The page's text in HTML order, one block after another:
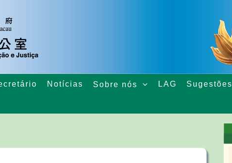
Notícias Sobre nós LAG Sugestões